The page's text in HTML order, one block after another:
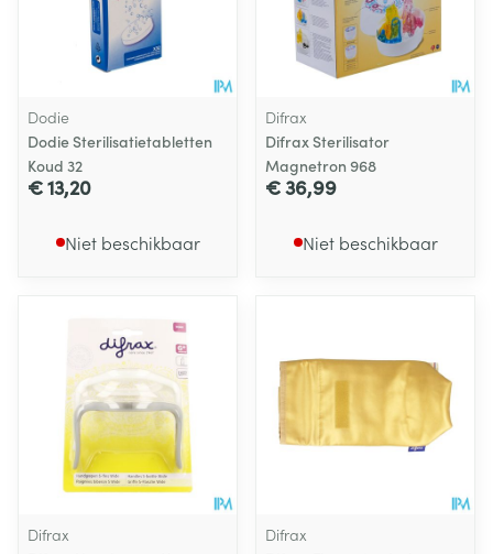
Dodie
Dodie Sterilisatietabletten
Koud 32
€ 13,20
Niet beschikbaar
Difrax
Difrax Sterilisator
Magnetron 968
€ 36,99
Niet beschikbaar
Difrax
Difrax